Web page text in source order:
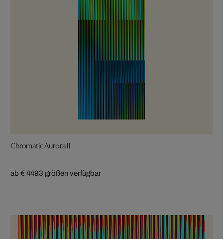
Chromatic Aurora II
ab € 4493 größen verfügbar